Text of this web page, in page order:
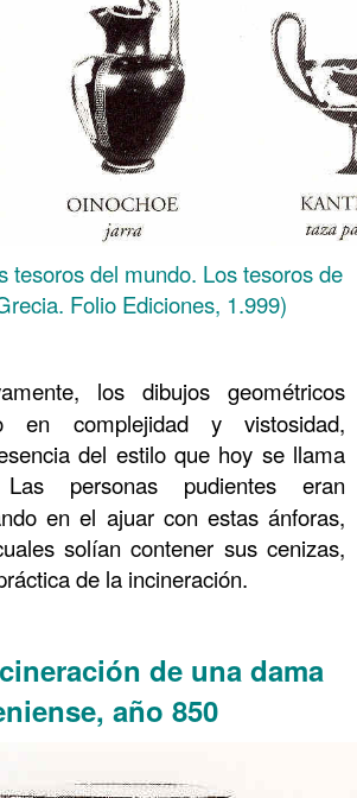
tesoros del mundo. Los tesoros de
Folio Ediciones, 1.999)
los dibujos geométricos
en complejidad y vistosidad,
del estilo que hoy se llama
personas pudientes eran
en el ajuar con estas ánforas,
solían contener sus cenizas,
de la incineración.
de una dama
año 850